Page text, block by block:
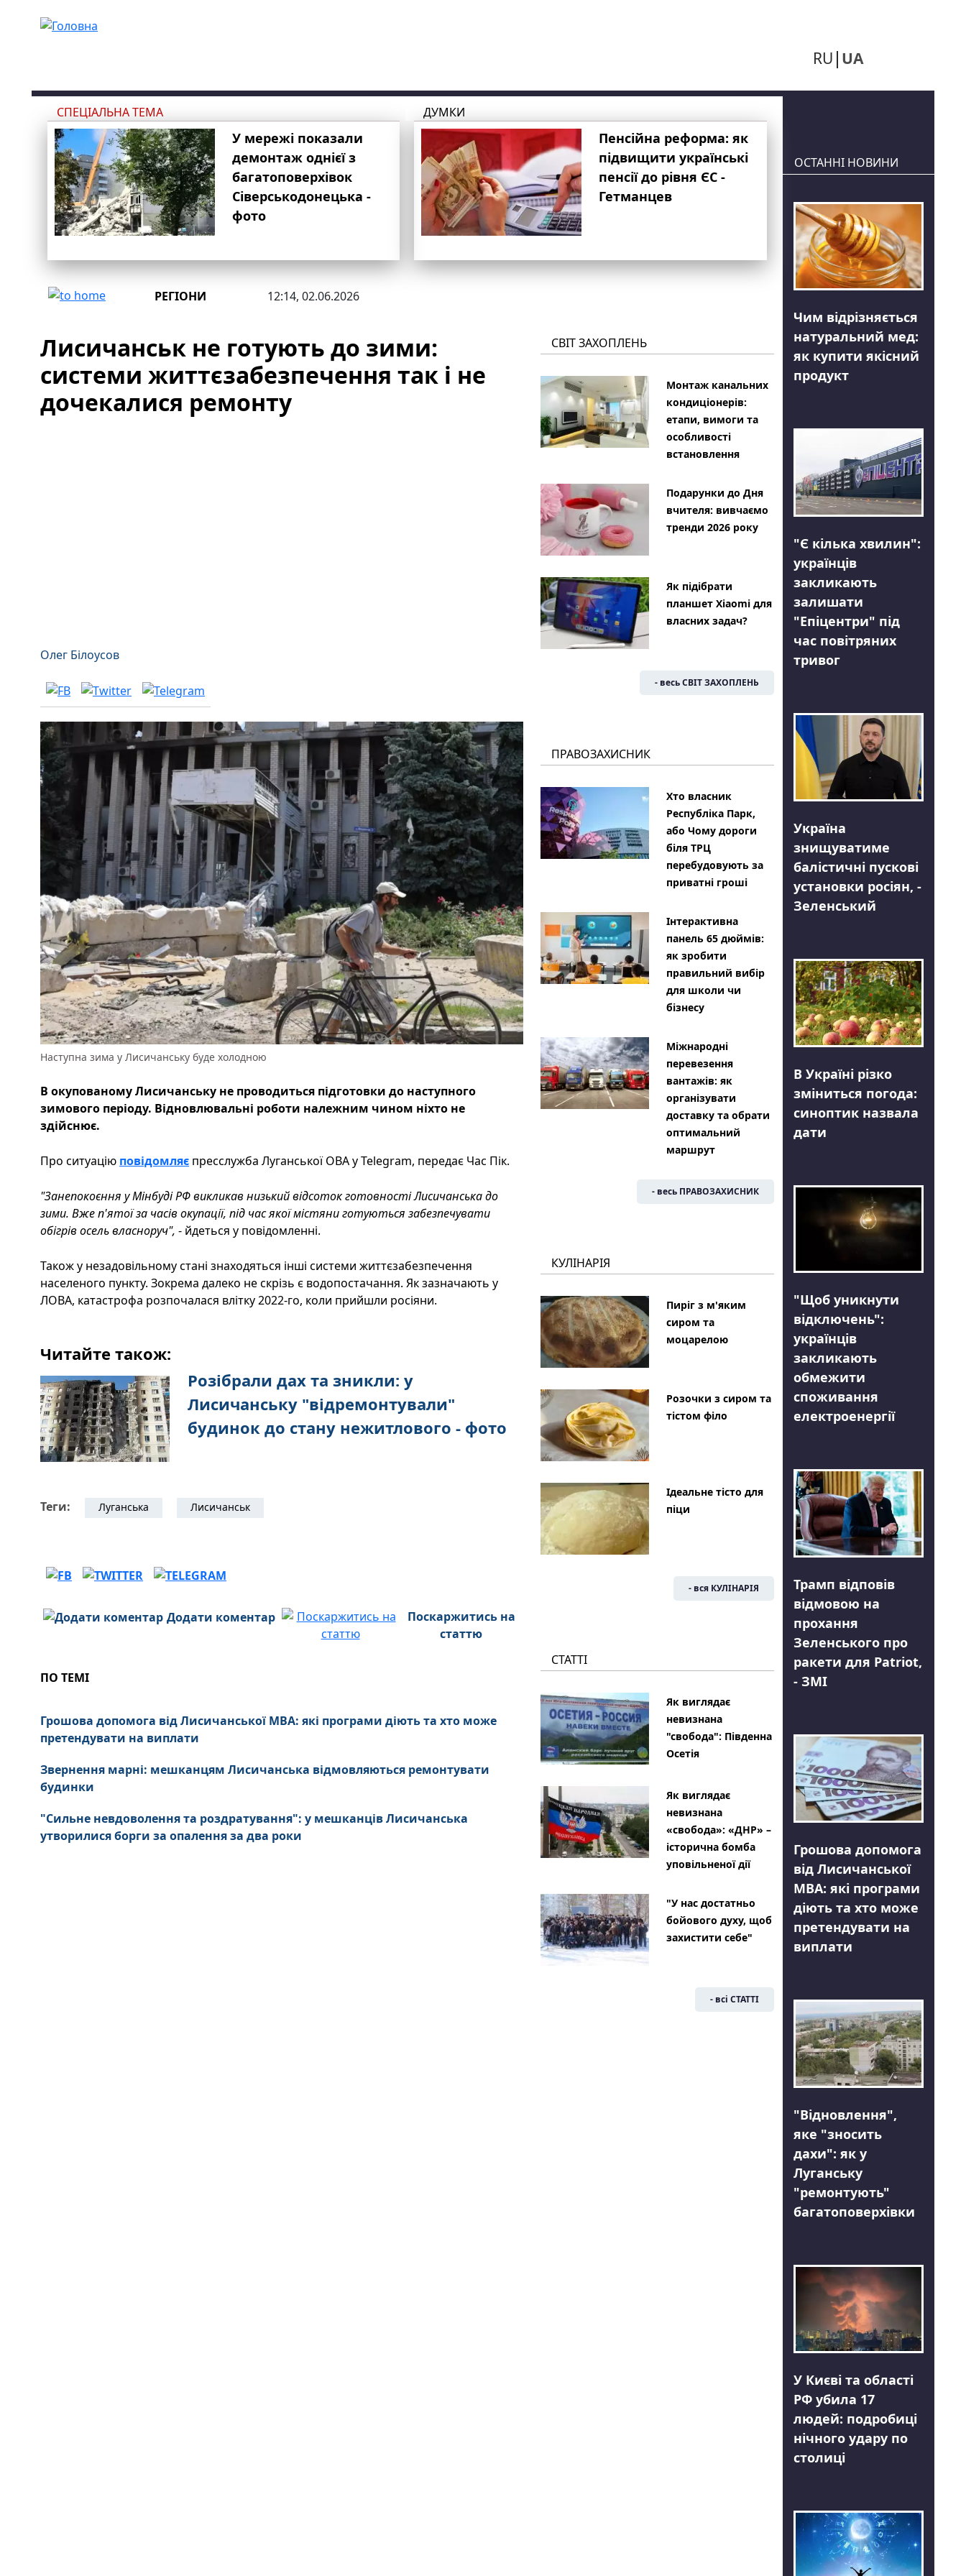
RU UA
СПЕЦІАЛЬНА ТЕМА
У мережі показали
демонтаж однієї з
багатоповерхівок
Сіверськодонецька -
фото
ДУМКИ
Пенсійна реформа: як
підвищити українські
пенсії до рівня ЄС -
Гетманцев
РЕГІОНИ 12:14, 02.06.2026
Лисичанськ не готують до зими:
системи життєзабезпечення так і не
дочекалися ремонту
Олег Білоусов
Наступна зима у Лисичанську буде холодною
В окупованому Лисичанську не проводиться підготовки до наступного
зимового періоду. Відновлювальні роботи належним чином ніхто не
здійснює.
Про ситуацію повідомляє пресслужба Луганської ОВА у Telegram, передає Час Пік.
"Занепокоєння у Мінбуді РФ викликав низький відсоток готовності Лисичанська до
зими. Вже п'ятої за часів окупації, під час якої містяни готуються забезпечувати
обігрів осель власноруч", - йдеться у повідомленні.
Також у незадовільному стані знаходяться інші системи життєзабезпечення
населеного пункту. Зокрема далеко не скрізь є водопостачання. Як зазначають у
ЛОВА, катастрофа розпочалася влітку 2022-го, коли прийшли росіяни.
Читайте також:
Розібрали дах та зникли: у
Лисичанську "відремонтували"
будинок до стану нежитлового - фото
Теги: Луганська Лисичанськ
Додати коментар
Поскаржитись на
статтю
ПО ТЕМІ
Грошова допомога від Лисичанської МВА: які програми діють та хто може
претендувати на виплати
Звернення марні: мешканцям Лисичанська відмовляються ремонтувати
будинки
"Сильне невдоволення та роздратування": у мешканців Лисичанська
утворилися борги за опалення за два роки
СВІТ ЗАХОПЛЕНЬ
Монтаж канальних
кондиціонерів:
етапи, вимоги та
особливості
встановлення
Подарунки до Дня
вчителя: вивчаємо
тренди 2026 року
Як підібрати
планшет Xiaomi для
власних задач?
- весь СВІТ ЗАХОПЛЕНЬ
ПРАВОЗАХИСНИК
Хто власник
Республіка Парк,
або Чому дороги
біля ТРЦ
перебудовують за
приватні гроші
Інтерактивна
панель 65 дюймів:
як зробити
правильний вибір
для школи чи
бізнесу
Міжнародні
перевезення
вантажів: як
організувати
доставку та обрати
оптимальний
маршрут
- весь ПРАВОЗАХИСНИК
КУЛІНАРІЯ
Пиріг з м'яким
сиром та
моцарелою
Розочки з сиром та
тістом філо
Ідеальне тісто для
піци
- вся КУЛІНАРІЯ
СТАТТІ
Як виглядає
невизнана
"свобода": Південна
Осетія
Як виглядає
невизнана
«свобода»: «ДНР» –
історична бомба
уповільненої дії
"У нас достатньо
бойового духу, щоб
захистити себе"
- всі СТАТТІ
ОСТАННІ НОВИНИ
Чим відрізняється
натуральний мед:
як купити якісний
продукт
"Є кілька хвилин":
українців
закликають
залишати
"Епіцентри" під
час повітряних
тривог
Україна
знищуватиме
балістичні пускові
установки росіян, -
Зеленський
В Україні різко
зміниться погода:
синоптик назвала
дати
"Щоб уникнути
відключень":
українців
закликають
обмежити
споживання
електроенергії
Трамп відповів
відмовою на
прохання
Зеленського про
ракети для Patriot,
- ЗМІ
Грошова допомога
від Лисичанської
МВА: які програми
діють та хто може
претендувати на
виплати
"Відновлення",
яке "зносить
дахи": як у
Луганську
"ремонтують"
багатоповерхівки
У Києві та області
РФ убила 17
людей: подробиці
нічного удару по
столиці